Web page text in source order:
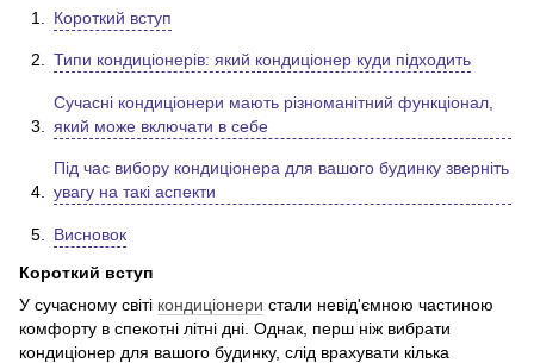
Короткий вступ
Типи кондиціонерів: який кондиціонер куди підходить
Сучасні кондиціонери мають різноманітний функціонал,
який може включати в себе
Під час вибору кондиціонера для вашого будинку зверніть
увагу на такі аспекти
Висновок
Короткий вступ
У сучасному світі кондиціонери стали невід'ємною частиною
комфорту в спекотні літні дні. Однак, перш ніж вибрати
кондиціонер для вашого будинку, слід врахувати кілька